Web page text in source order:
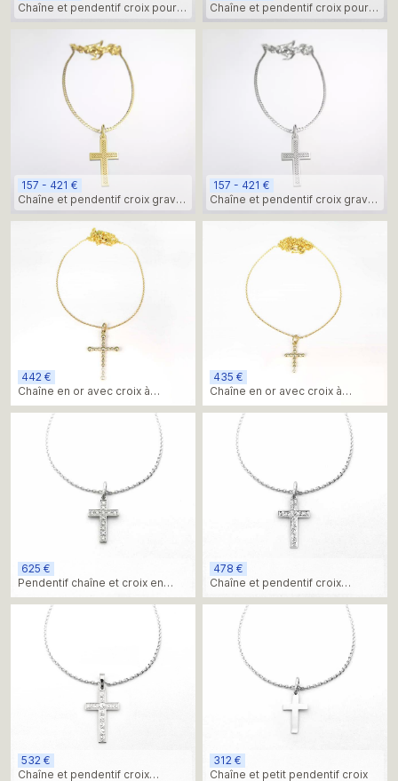
Chaîne et pendentif croix pour
homme, or jaune
Chaîne et pendentif croix pour
homme, or blanc
157 - 421 €
Chaîne et pendentif croix gravé
pour homme, or jaune
157 - 421 €
Chaîne et pendentif croix gravé
pour homme, or blanc
442 €
Chaîne en or avec croix à
sphères
435 €
Chaîne en or avec croix à
petites sphères
625 €
Pendentif chaîne et croix en
diamant
478 €
Chaîne et pendentif croix
gravée
532 €
Chaîne et pendentif croix
312 €
Chaîne et petit pendentif croix